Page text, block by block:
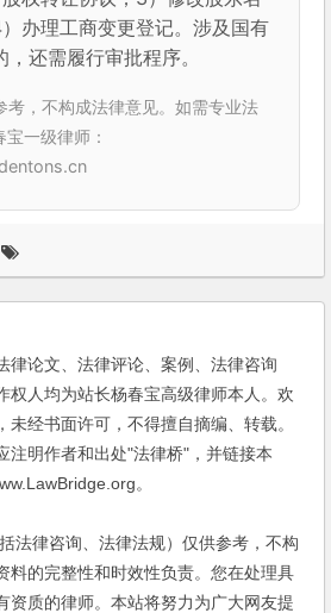
办理工商变更登记。涉及国有
还需履行审批程序。
考，不构成法律意见。如需专业法
一级律师：
律论文、法律评论、案例、法律咨询
权人均为站长杨春宝高级律师本人。欢
未经书面许可，不得擅自摘编、转载。
注明作者和出处"法律桥"，并链接本
。
律咨询、法律法规）仅供参考，不构
料的完整性和时效性负责。您在处理具
资质的律师。本站将努力为广大网友提